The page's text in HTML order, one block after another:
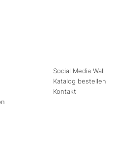
Social Media Wall
Katalog bestellen
Kontakt